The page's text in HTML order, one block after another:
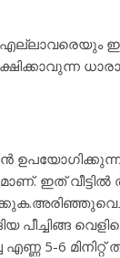
ഉപയോഗിക്കുന്ന
ഇത് വീട്ടിൽ
പീച്ചിങ്ങ
എണ്ണ 5-6